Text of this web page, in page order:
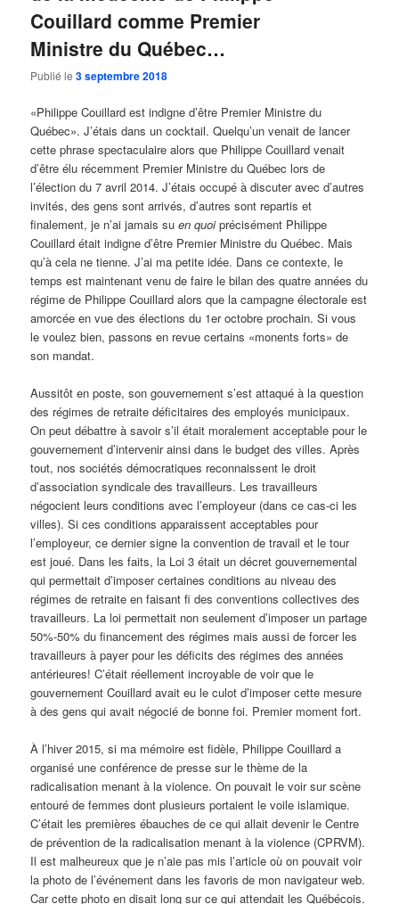
Couillard comme Premier
Ministre du Québec…
Publié le3 septembre 2018
«Philippe Couillard est indigne d’être Premier Ministre du
Québec». J’étais dans un cocktail. Quelqu’un venait de lancer
cette phrase spectaculaire alors que Philippe Couillard venait
d’être élu récemment Premier Ministre du Québec lors de
l’élection du 7 avril 2014. J’étais occupé à discuter avec d’autres
invités, des gens sont arrivés, d’autres sont repartis et
finalement, je n’ai jamais suen quoiprécisément Philippe
Couillard était indigne d’être Premier Ministre du Québec. Mais
qu’à cela ne tienne. J’ai ma petite idée. Dans ce contexte, le
temps est maintenant venu de faire le bilan des quatre années du
régime de Philippe Couillard alors que la campagne électorale est
amorcée en vue des élections du 1er octobre prochain. Si vous
le voulez bien, passons en revue certains «monents forts» de
son mandat.
Aussitôt en poste, son gouvernement s’est attaqué à la question
des régimes de retraite déficitaires des employés municipaux.
On peut débattre à savoir s’il était moralement acceptable pour le
gouvernement d’intervenir ainsi dans le budget des villes. Après
tout, nos sociétés démocratiques reconnaissent le droit
d’association syndicale des travailleurs. Les travailleurs
négocient leurs conditions avec l’employeur (dans ce cas-ci les
villes). Si ces conditions apparaissent acceptables pour
l’employeur, ce dernier signe la convention de travail et le tour
est joué. Dans les faits, la Loi 3 était un décret gouvernemental
qui permettait d’imposer certaines conditions au niveau des
régimes de retraite en faisant fi des conventions collectives des
travailleurs. La loi permettait non seulement d’imposer un partage
50%-50% du financement des régimes mais aussi de forcer les
travailleurs à payer pour les déficits des régimes des années
antérieures! C’était réellement incroyable de voir que le
gouvernement Couillard avait eu le culot d’imposer cette mesure
à des gens qui avait négocié de bonne foi. Premier moment fort.
À l’hiver 2015, si ma mémoire est fidèle, Philippe Couillard a
organisé une conférence de presse sur le thème de la
radicalisation menant à la violence. On pouvait le voir sur scène
entouré de femmes dont plusieurs portaient le voile islamique.
C’était les premières ébauches de ce qui allait devenir le Centre
de prévention de la radicalisation menant à la violence (CPRVM).
Il est malheureux que je n’aie pas mis l’article où on pouvait voir
la photo de l’événement dans les favoris de mon navigateur web.
Car cette photo en disait long sur ce qui attendait les Québécois.